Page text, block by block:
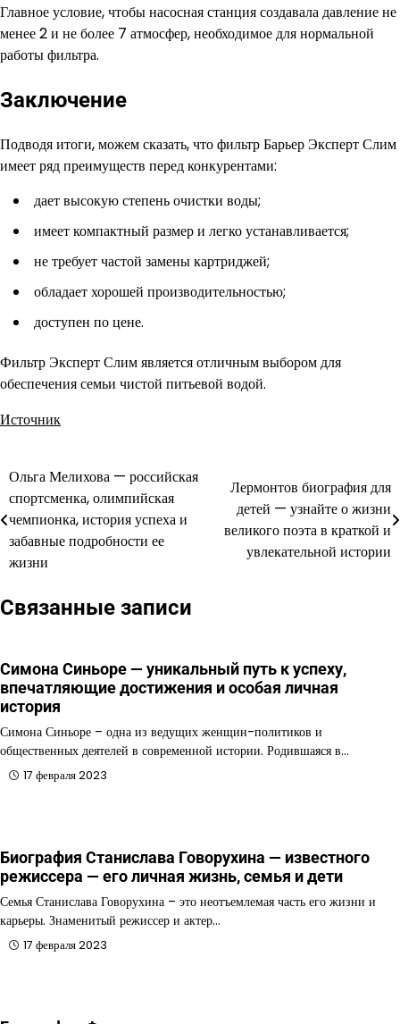
Главное условие, чтобы насосная станция создавала давление не
менее 2 и не более 7 атмосфер, необходимое для нормальной
работы фильтра.
Заключение
Подводя итоги, можем сказать, что фильтр Барьер Эксперт Слим
имеет ряд преимуществ перед конкурентами:
дает высокую степень очистки воды;
имеет компактный размер и легко устанавливается;
не требует частой замены картриджей;
обладает хорошей производительностью;
доступен по цене.
Фильтр Эксперт Слим является отличным выбором для
обеспечения семьи чистой питьевой водой.
Источник
Навигация
по
записям
Ольга Мелихова — российская
спортсменка, олимпийская
чемпионка, история успеха и
забавные подробности ее
жизни
Лермонтов биография для
детей — узнайте о жизни
великого поэта в краткой и
увлекательной истории
Связанные записи
Симона Синьоре — уникальный путь к успеху,
впечатляющие достижения и особая личная
история
Симона Синьоре – одна из ведущих женщин-политиков и
общественных деятелей в современной истории. Родившаяся в…
17 февраля 2023
Биография Станислава Говорухина — известного
режиссера — его личная жизнь, семья и дети
Семья Станислава Говорухина – это неотъемлемая часть его жизни и
карьеры. Знаменитый режиссер и актер…
17 февраля 2023